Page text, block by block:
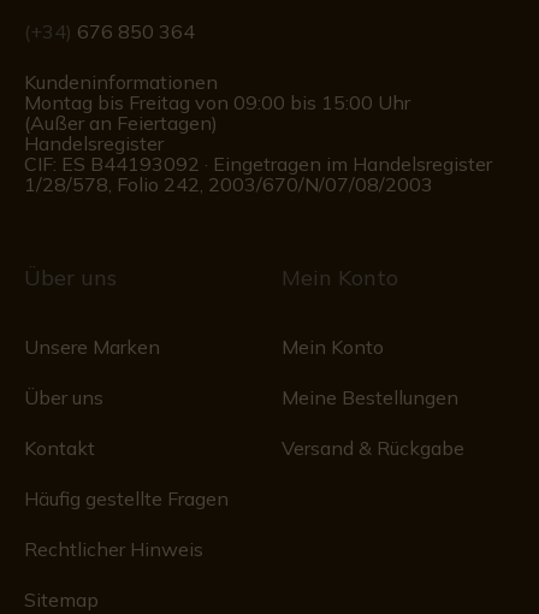
(+34) 676 850 364
Kundeninformationen
Montag bis Freitag von 09:00 bis 15:00 Uhr
(Außer an Feiertagen)
Handelsregister
CIF: ES B44193092 · Eingetragen im Handelsregister
1/28/578, Folio 242, 2003/670/N/07/08/2003
Über uns
Unsere Marken
Über uns
Kontakt
Häufig gestellte Fragen
Rechtlicher Hinweis
Sitemap
Mein Konto
Mein Konto
Meine Bestellungen
Versand & Rückgabe